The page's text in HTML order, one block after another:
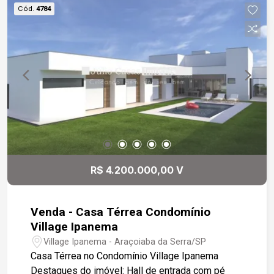
eventos sociais. A casa também conta com uma
lavanderia e um pequeno quintal, que adiciona
mais praticidade e espaço ao ambiente. O imóvel
dispõe de três quartos, sendo um deles uma
suíte com um banheiro que inclui nicho e pia com
cuba esculpida, oferecendo conforto e estilo. As
esquadrias de alumínio garantem durabilidade e
segurança, enquanto a iluminação já está pronta
para uso. Todos os pisos e revestimentos são
em porcelanato, proporcionando elegância e
facilidade de manutenção. A casa oferece três
vagas de garagem, sendo uma delas coberta,
estacionamento com conforto e praticidade.
Gostaria de saber mais informações ou agendar
uma visita?
Cód. 4784
R$ 4.200.000,00 V
Venda - Casa Térrea Condomínio
Village Ipanema
Village Ipanema - Araçoiaba da Serra/SP
Casa Térrea no Condomínio Village Ipanema
Destaques do imóvel: Hall de entrada com pé